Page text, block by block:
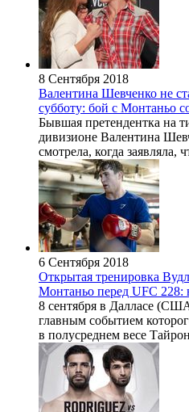
8 Сентября 2018
Валентина Шевченко не
субботу: бой с Монтаньо
Бывшая претендентка на
дивизионе Валентина
смотрела, когда заявляла,
6 Сентября 2018
Открытая тренировка
Монтаньо перед UFC 228:
8 сентября в Далласе
главным событием
в полусреднем весе